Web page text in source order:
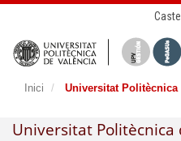
Inici Universitat Politècnica
Universitat Politècnica